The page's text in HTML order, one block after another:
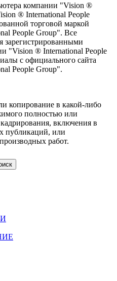
компании "Vision ®
® International People
торговой маркой
People Group". Все
зарегистрированными
"Vision ® International People
с официального сайта
People Group".
копирование в какой-либо
полностью или
включения в
публикаций, или
работ.